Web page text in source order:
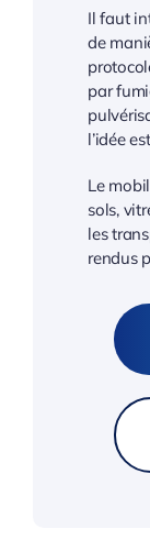
Il faut
de
par
l’idée
Le
sols,
les
rendus